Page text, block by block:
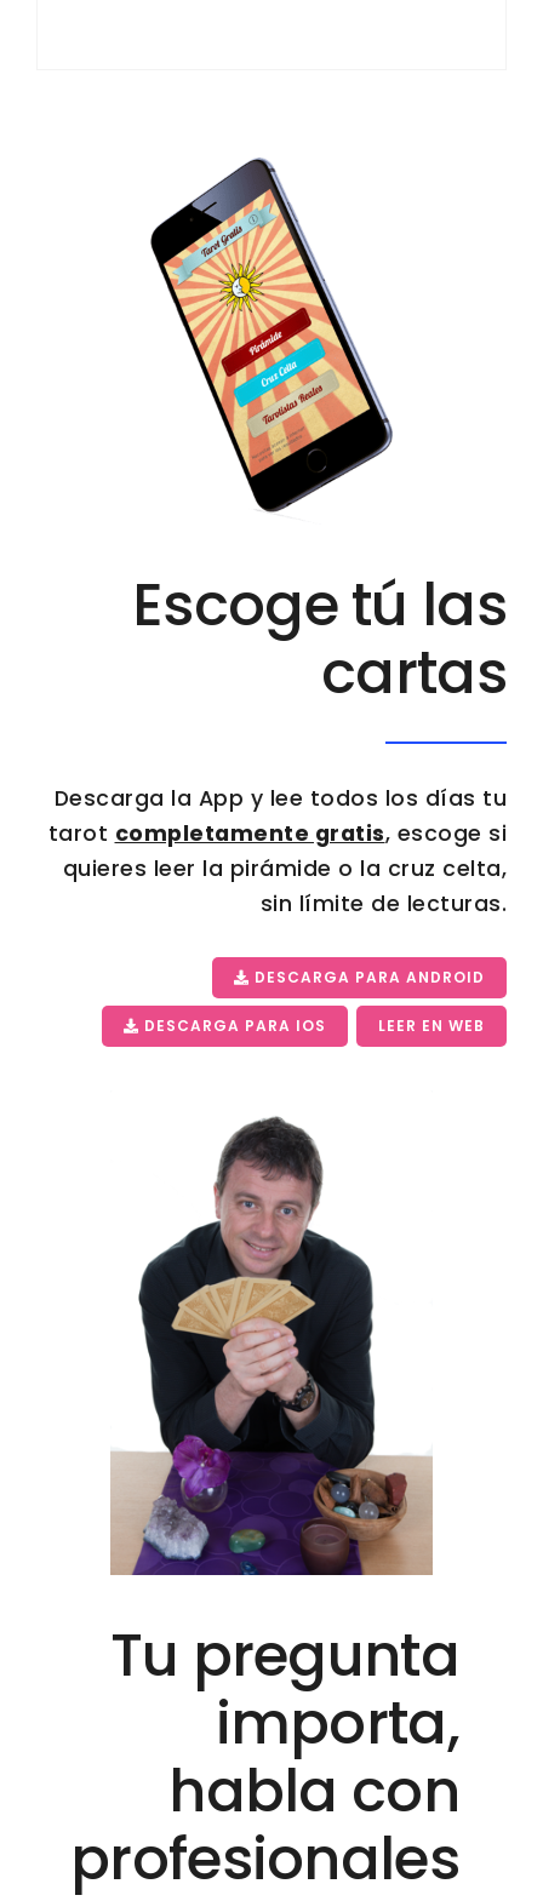
Escoge tú las
cartas
Descarga la App y lee todos los días tu
tarot completamente gratis, escoge si
quieres leer la pirámide o la cruz celta,
sin límite de lecturas.
DESCARGA PARA ANDROID
DESCARGA PARA IOS LEER EN WEB
Tu pregunta
importa,
habla con
profesionales